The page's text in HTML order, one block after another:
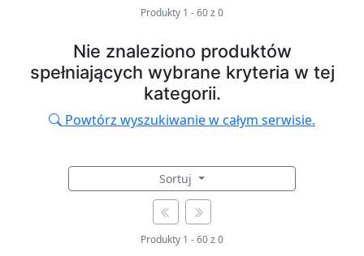
orazprzysmaki dla psów
czy obroże.
Produkty 1 -60z 0
Nie znaleziono produktów
spełniających wybrane kryteria w tej
kategorii.
Powtórz wyszukiwanie w całym serwisie.
Sortuj
Produkty 1 -60z 0